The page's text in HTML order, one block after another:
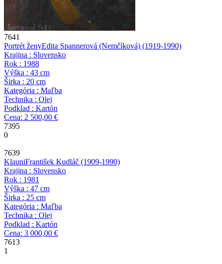
7641
Portrét ženyEdita Spannerová (Nemčíková) (1919-1990)
Krajina : Slovensko
Rok : 1988
Výška : 43 cm
Širka : 20 cm
Kategória : Maľba
Technika : Olej
Podklad : Kartón
Cena: 2 500,00 €
7395
0
7639
KlauniFrantišek Kudláč (1909-1990)
Krajina : Slovensko
Rok : 1981
Výška : 47 cm
Širka : 25 cm
Kategória : Maľba
Technika : Olej
Podklad : Kartón
Cena: 3 000,00 €
7613
1